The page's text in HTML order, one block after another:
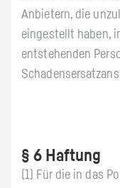
Anbietern, die
eingestellt haben,
entstehenden
§ 6 Haftung
(1) Für die in das